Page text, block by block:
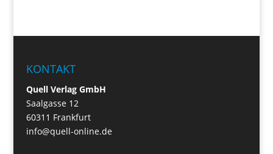
KONTAKT
Quell Verlag GmbH
Saalgasse 12
60311 Frankfurt
info@quell-online.de